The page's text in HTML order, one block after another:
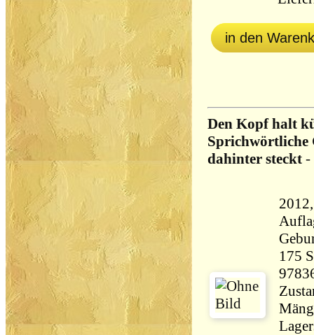
in den
Den Kopf halt
Sprichwörtliche
dahinter steckt -
175 Seiten